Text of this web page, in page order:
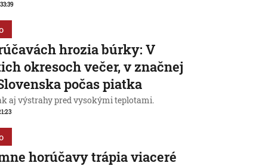
hrozia búrky: V
okresoch večer, v značnej
počas piatka
aj výstrahy pred vysokými teplotami.
horúčavy trápia viaceré